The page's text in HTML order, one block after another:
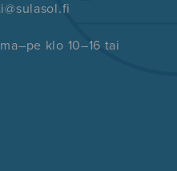
klo 10–16 tai